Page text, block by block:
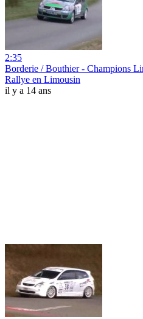
2:35
Borderie / Bouthier - Champions
Rallye en Limousin
il y a 14 ans